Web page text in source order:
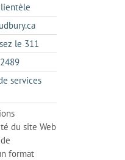
s'ouvre
dans
un
nouvel
s'ouvre
dans
votre
de
le 311
dans
un
client
téléphone
s'ouvre
dans
client
votre
services
du site Web
format